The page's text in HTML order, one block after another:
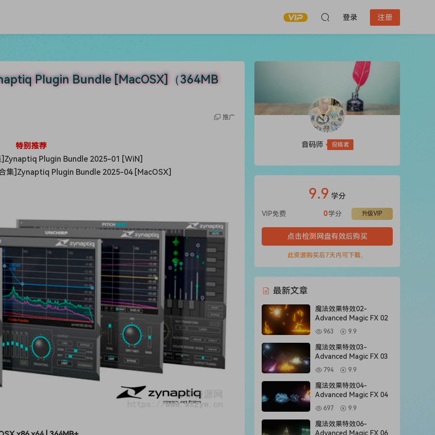
登录 注册
Plugin Bundle [MacOSX]（364MB
推广
特别推荐
]Zynaptiq Plugin Bundle 2025-01 [WiN]
集]Zynaptiq Plugin Bundle 2025-04 [MacOSX]
音码师 投稿者
9.9 学分
VIP免费 升级VIP
0学分
点击检测网盘有效后购买
此资源购买后7天内可下载。
最新文章
魔法效果特效02-
Advanced Magic FX 02
963 9.9
魔法效果特效03-
Advanced Magic FX 03
794 9.9
魔法效果特效04-
Advanced Magic FX 04
697 9.9
魔法效果特效06-
Advanced Magic FX 06